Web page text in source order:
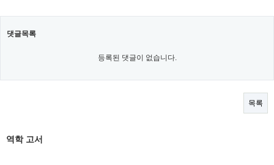
댓글목록
등록된 댓글이 없습니다.
목록
역학 고서